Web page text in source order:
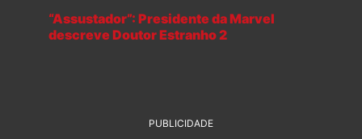
“Assustador”: Presidente da Marvel
descreve Doutor Estranho 2
PUBLICIDADE